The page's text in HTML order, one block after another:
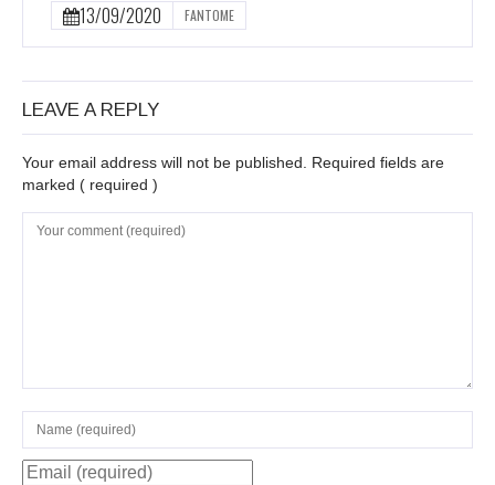
13/09/2020 FANTOME
LEAVE A REPLY
Your email address will not be published. Required fields are
marked ( required )